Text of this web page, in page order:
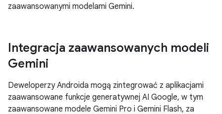
zaawansowanymi modelami Gemini.
Integracja zaawansowanych modeli
Gemini
Deweloperzy Androida mogą zintegrować z aplikacjami
zaawansowane funkcje generatywnej AI Google, w tym
zaawansowane modele Gemini Pro i Gemini Flash, za